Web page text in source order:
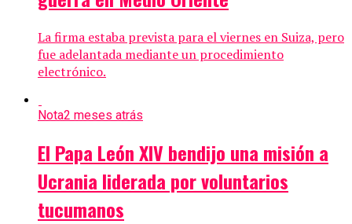
La firma estaba prevista para el viernes en Suiza, pero
fue adelantada mediante un procedimiento
electrónico.
Nota2 meses atrás
El Papa León XIV bendijo una misión a
Ucrania liderada por voluntarios
tucumanos